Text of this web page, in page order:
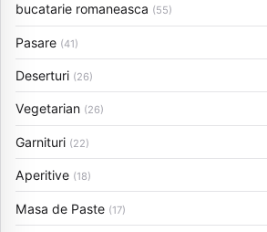
bucatarie romaneasca (55)
Pasare (41)
Deserturi (26)
Vegetarian (26)
Garnituri (22)
Aperitive (18)
Masa de Paste (17)